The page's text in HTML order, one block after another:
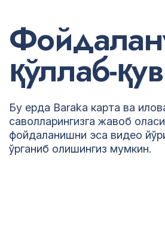
Фойдалан
қўллаб-қув
Бу ерда Baraka карта ва
саволларингизга жавоб
фойдаланишни эса видео
ўрганиб олишингиз мумкин.